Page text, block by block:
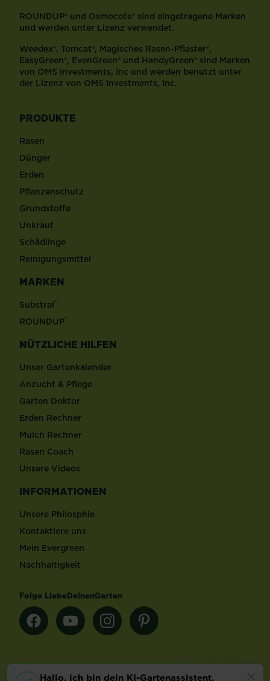
ROUNDUP® und Osmocote® sind eingetragene Marken
und werden unter Lizenz verwendet.
Weedex®, Tomcat®, Magisches Rasen-Pflaster®,
EasyGreen®, EvenGreen® und HandyGreen® sind Marken
von OMS Investments, Inc und werden benutzt unter
der Lizenz von OMS Investments, Inc.
PRODUKTE
Rasen
Dünger
Erden
Pflanzenschutz
Grundstoffe
Unkraut
Schädlinge
Reinigungsmittel
MARKEN
Substral®
ROUNDUP®
NÜTZLICHE HILFEN
Unser Gartenkalender
Anzucht & Pflege
Garten Doktor
Erden Rechner
Mulch Rechner
Rasen Coach
Unsere Videos
INFORMATIONEN
Unsere Philosphie
Kontaktiere uns
Mein Evergreen
Nachhaltigkeit
Folge LiebeDeinenGarten